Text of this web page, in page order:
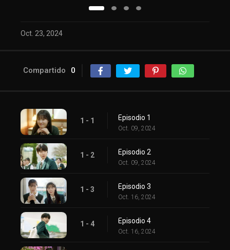
Oct. 23, 2024
Compartido 0
1 - 1 Episodio 1
Oct. 09, 2024
1 - 2 Episodio 2
Oct. 09, 2024
1 - 3 Episodio 3
Oct. 16, 2024
1 - 4 Episodio 4
Oct. 16, 2024